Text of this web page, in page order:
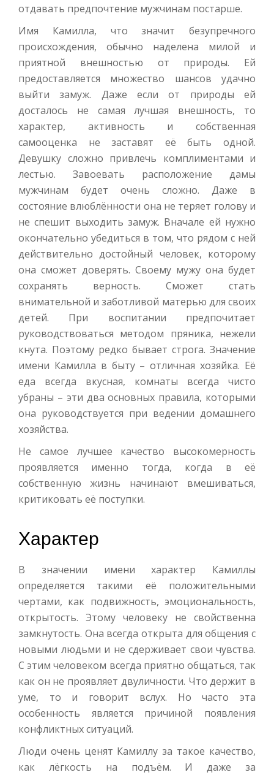
отдавать предпочтение мужчинам постарше.
Имя Камилла, что значит безупречного
происхождения, обычно наделена милой и
приятной внешностью от природы. Ей
предоставляется множество шансов удачно
выйти замуж. Даже если от природы ей
досталось не самая лучшая внешность, то
характер, активность и собственная
самооценка не заставят её быть одной.
Девушку сложно привлечь комплиментами и
лестью. Завоевать расположение дамы
мужчинам будет очень сложно. Даже в
состояние влюблённости она не теряет голову и
не спешит выходить замуж. Вначале ей нужно
окончательно убедиться в том, что рядом с ней
действительно достойный человек, которому
она сможет доверять. Своему мужу она будет
сохранять верность. Сможет стать
внимательной и заботливой матерью для своих
детей. При воспитании предпочитает
руководствоваться методом пряника, нежели
кнута. Поэтому редко бывает строга. Значение
имени Камилла в быту – отличная хозяйка. Её
еда всегда вкусная, комнаты всегда чисто
убраны – эти два основных правила, которыми
она руководствуется при ведении домашнего
хозяйства.
Не самое лучшее качество высокомерность
проявляется именно тогда, когда в её
собственную жизнь начинают вмешиваться,
критиковать её поступки.
Характер
В значении имени характер Камиллы
определяется такими её положительными
чертами, как подвижность, эмоциональность,
открытость. Этому человеку не свойственна
замкнутость. Она всегда открыта для общения с
новыми людьми и не сдерживает свои чувства.
С этим человеком всегда приятно общаться, так
как он не проявляет двуличности. Что держит в
уме, то и говорит вслух. Но часто эта
особенность является причиной появления
конфликтных ситуаций.
Люди очень ценят Камиллу за такое качество,
как лёгкость на подъём. И даже за